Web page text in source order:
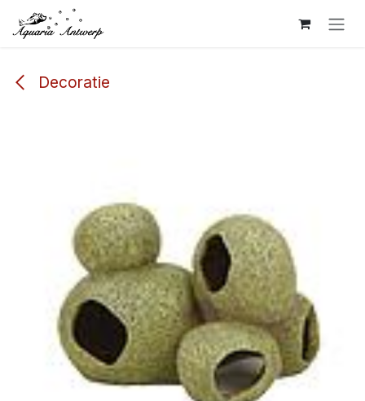
Overslaan naar inhoud
Decoratie